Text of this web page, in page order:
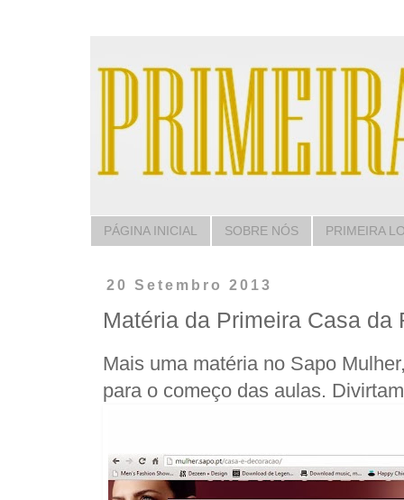
PÁGINA INICIAL SOBRE NÓS PRIMEIRA
20 Setembro 2013
Matéria da Primeira Casa da
Mais uma matéria no Sapo
para o começo das aulas.